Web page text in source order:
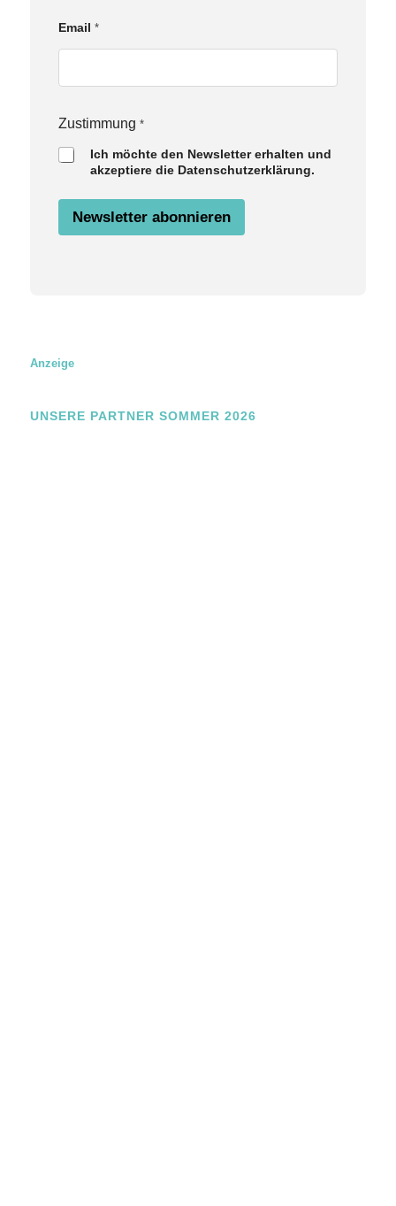
l
t
m
u
n
Email *
Zustimmung *
Ich möchte den Newsletter erhalten und
akzeptiere die Datenschutzerklärung.
Newsletter abonnieren
Anzeige
UNSERE PARTNER SOMMER 2026